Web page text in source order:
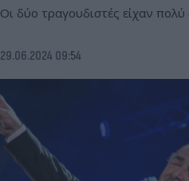
Οι δύο τραγουδιστές είχαν πολύ
29.06.2024 09:54